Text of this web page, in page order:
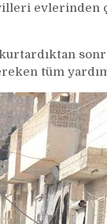
evlerinden
tüm